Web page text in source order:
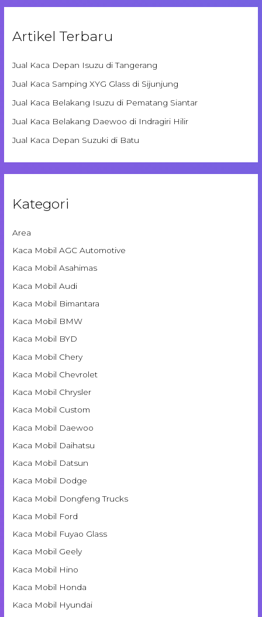
Artikel Terbaru
Jual Kaca Depan Isuzu di Tangerang
Jual Kaca Samping XYG Glass di Sijunjung
Jual Kaca Belakang Isuzu di Pematang Siantar
Jual Kaca Belakang Daewoo di Indragiri Hilir
Jual Kaca Depan Suzuki di Batu
Kategori
Area
Kaca Mobil AGC Automotive
Kaca Mobil Asahimas
Kaca Mobil Audi
Kaca Mobil Bimantara
Kaca Mobil BMW
Kaca Mobil BYD
Kaca Mobil Chery
Kaca Mobil Chevrolet
Kaca Mobil Chrysler
Kaca Mobil Custom
Kaca Mobil Daewoo
Kaca Mobil Daihatsu
Kaca Mobil Datsun
Kaca Mobil Dodge
Kaca Mobil Dongfeng Trucks
Kaca Mobil Ford
Kaca Mobil Fuyao Glass
Kaca Mobil Geely
Kaca Mobil Hino
Kaca Mobil Honda
Kaca Mobil Hyundai